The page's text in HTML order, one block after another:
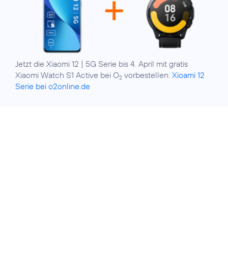
Jetzt die Xiaomi 12 | 5G Serie bis 4. April mit gratis
Xiaomi Watch S1 Active bei O2 vorbestellen: Xioami 12
Serie bei o2online.de